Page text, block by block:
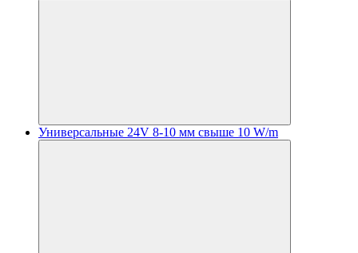
Универсальные 24V 8-10 мм свыше 10 W/m